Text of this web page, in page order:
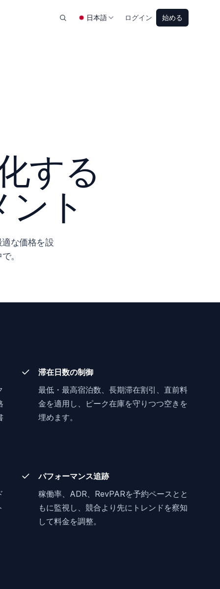
日本語 ログイン 始める
する
ト
な価格を設
。
滞在日数の制御
最低・最高宿泊数、長期滞在割引、直前料
金を適用し、ピーク在庫を守りつつ空きを
埋めます。
パフォーマンス追跡
稼働率、ADR、RevPARを予約ペースとと
もに監視し、競合より先にトレンドを察知
して料金を調整。